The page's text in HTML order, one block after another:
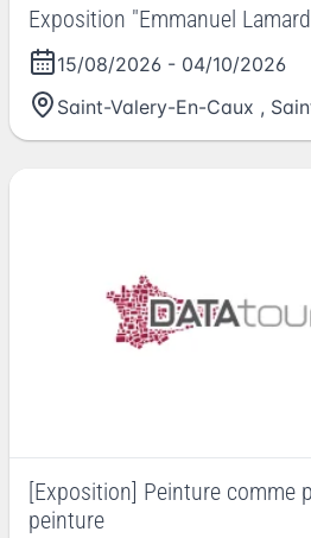
Exposition "Emmanuel
15/08/2026 - 04/10/2026
Saint-Valery-En-Caux ,
[Exposition] Peinture comme
peinture